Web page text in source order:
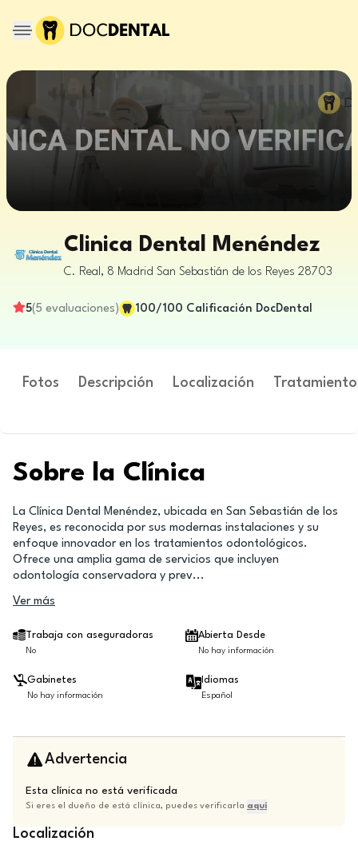
Clinica Dental Menéndez
C. Real, 8 Madrid San Sebastián de los Reyes 28703
5(5 evaluaciones) 100/100 Calificación DocDental
Fotos Descripción Localización
Sobre la Clínica
La Clínica Dental Menéndez, ubicada en San Sebastián de los
Reyes, es reconocida por sus modernas instalaciones y su
enfoque innovador en los tratamientos odontológicos.
Ofrece una amplia gama de servicios que incluyen
odontología conservadora y prev...
Ver más
Trabaja con aseguradoras
No
Abierta Desde
No hay información
Gabinetes
No hay información
Idiomas
Español
Advertencia
Esta clínica no está verificada
Si eres el dueño de está clínica, puedes verificarla aquí
Localización